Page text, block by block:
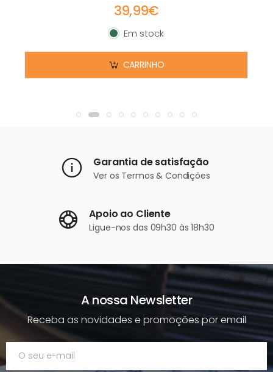
39,99€
Em stock
Em stock
CARRINHO
Garantia de satisfação
Ver os Termos & Condições
Apoio ao Cliente
Ligue-nos das 09h30 às 18h30
A nossa Newsletter
Receba as novidades e promoções por email